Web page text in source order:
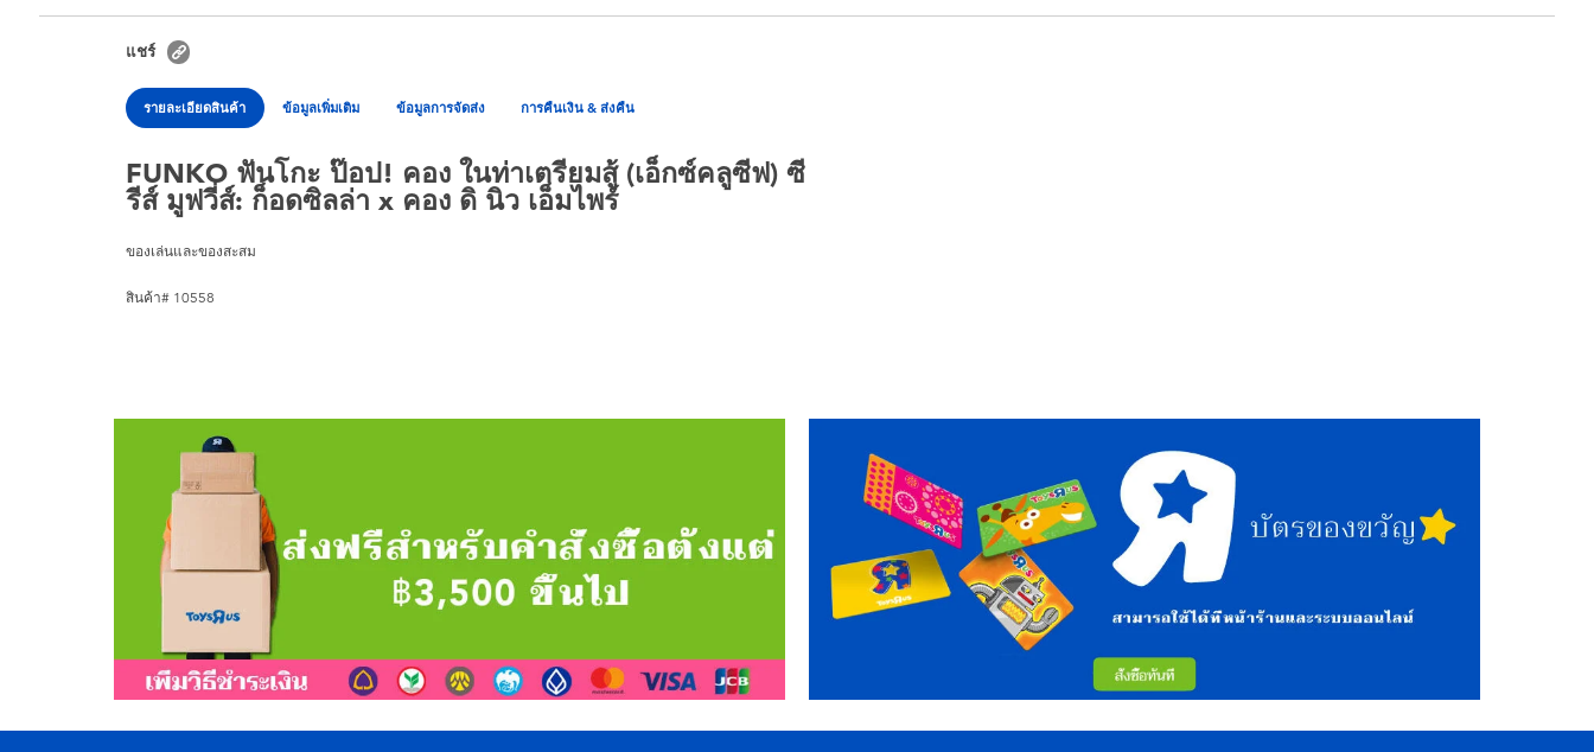
แชร์
รายละเอียดสินค้า ข้อมูลเพิ่มเติม ข้อมูลการจัดส่ง การคืนเงิน & ส่งคืน
FUNKO ฟันโกะ ป๊อป! คอง ในท่าเตรียมสู้ (เอ็กซ์คลูซีฟ) ซี
รีส์ มูฟวี่ส์: ก็อดซิลล่า x คอง ดิ นิว เอ็มไพร์
ของเล่นและของสะสม
สินค้า# 10558